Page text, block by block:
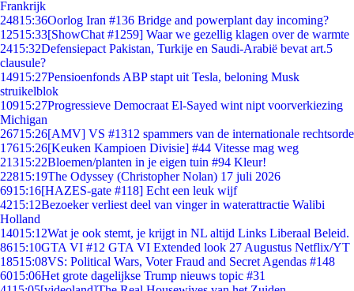
Frankrijk
24815:36Oorlog Iran #136 Bridge and powerplant day incoming?
12515:33[ShowChat #1259] Waar we gezellig klagen over de warmte
2415:32Defensiepact Pakistan, Turkije en Saudi-Arabië bevat art.5
clausule?
14915:27Pensioenfonds ABP stapt uit Tesla, beloning Musk
struikelblok
10915:27Progressieve Democraat El-Sayed wint nipt voorverkiezing
Michigan
26715:26[AMV] VS #1312 spammers van de internationale rechtsorde
17615:26[Keuken Kampioen Divisie] #44 Vitesse mag weg
21315:22Bloemen/planten in je eigen tuin #94 Kleur!
22815:19The Odyssey (Christopher Nolan) 17 juli 2026
6915:16[HAZES-gate #118] Echt een leuk wijf
4215:12Bezoeker verliest deel van vinger in waterattractie Walibi
Holland
14015:12Wat je ook stemt, je krijgt in NL altijd Links Liberaal Beleid.
8615:10GTA VI #12 GTA VI Extended look 27 Augustus Netflix/YT
18515:08VS: Political Wars, Voter Fraud and Secret Agendas #148
6015:06Het grote dagelijkse Trump nieuws topic #31